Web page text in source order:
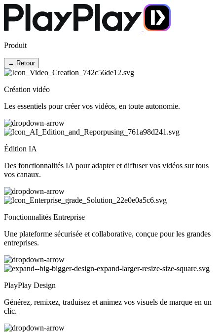
Produit
← Retour
Création vidéo
Les essentiels pour créer vos vidéos, en toute autonomie.
Édition IA
Des fonctionnalités IA pour adapter et diffuser vos vidéos sur tous
vos canaux.
Fonctionnalités Entreprise
Une plateforme sécurisée et collaborative, conçue pour les grandes
entreprises.
PlayPlay Design
Générez, remixez, traduisez et animez vos visuels de marque en un
clic.